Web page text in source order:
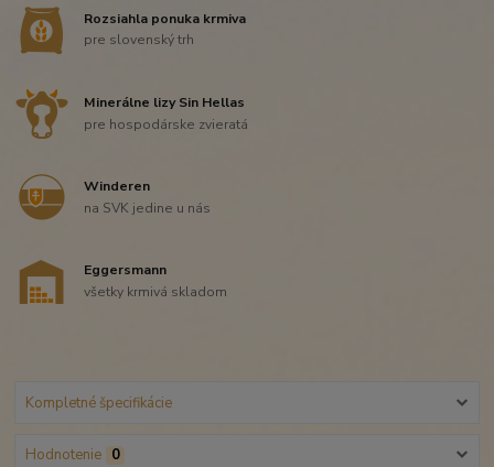
Rozsiahla ponuka krmiva
pre slovenský trh
Minerálne lizy Sin Hellas
pre hospodárske zvieratá
Winderen
na SVK jedine u nás
Eggersmann
všetky krmivá skladom
Kompletné špecifikácie
Hodnotenie 0